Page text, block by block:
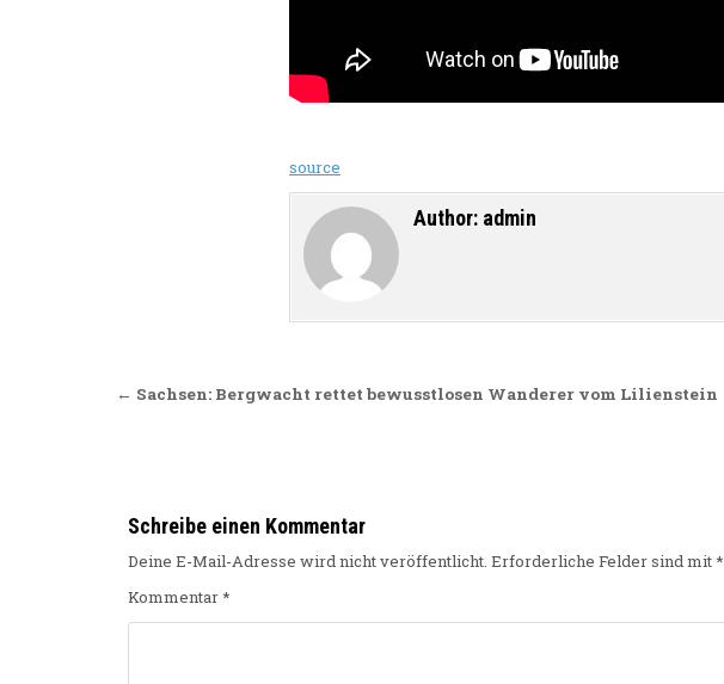
source
Author: admin
Beitragsnavigation
← Sachsen: Bergwacht rettet bewusstlosen Wanderer vom Lilienstein
Schreibe einen Kommentar
Deine E-Mail-Adresse wird nicht veröffentlicht. Erforderliche Felder sind mit*
Kommentar*